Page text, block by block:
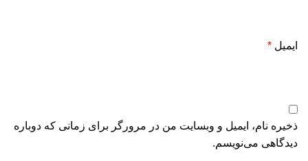
ایمیل *
ذخیره نام، ایمیل و وبسایت من در مرورگر برای زمانی که دوباره
دیدگاهی می‌نویسم.